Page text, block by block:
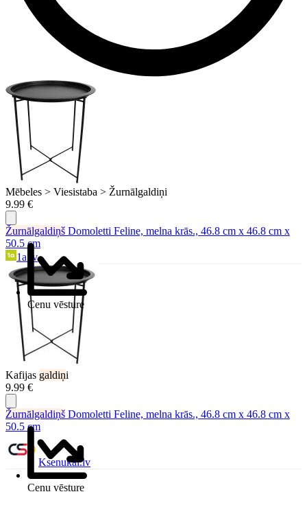
Mēbeles > Viesistaba > Žurnālgaldiņi
9.99 €
Cenu vēsture
Žurnālgaldiņš Domoletti Feline, melna krās., 46.8 cm x 46.8 cm x
50.5 cm
1a.lv
Kafijas galdiņi
9.99 €
Cenu vēsture
Žurnālgaldiņš Domoletti Feline, melna krās., 46.8 cm x 46.8 cm x
50.5 cm
Ksenukai.lv